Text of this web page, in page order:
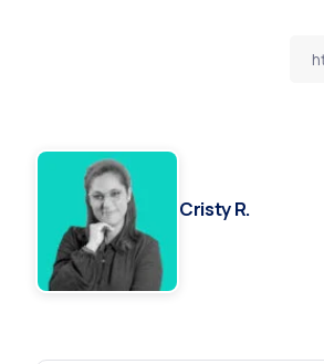
Cristy R.